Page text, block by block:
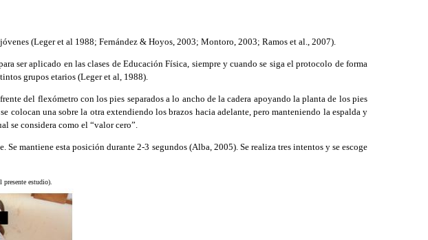
(Leger et al 1988; Fernández & Hoyos, 2003; Montoro, 2003; Ramos et al., 2007).
ser aplicado en las clases de Educación Física, siempre y cuando se siga el protocolo de forma
grupos etarios (Leger et al, 1988).
del flexómetro con los pies separados a lo ancho de la cadera apoyando la planta de los pies
colocan una sobre la otra extendiendo los brazos hacia adelante, pero manteniendo la espalda y
se considera como el “valor cero”.
mantiene esta posición durante 2-3 segundos (Alba, 2005). Se realiza tres intentos y se escoge
presente estudio).